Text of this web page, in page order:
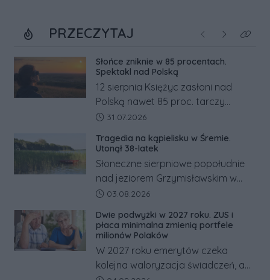
PRZECZYTAJ Poprzednie
NastępneKliknij
Słońce zniknie w 85 procentach.
Spektakl nad Polską
12 sierpnia Księżyc zasłoni nad
Polską nawet 85 proc. tarczy
Słońca. Największe zaćmienie od 27
lat przypadnie tuż przed
zachodem.
Data dodania artykułu:
31.07.2026
Tragedia na kąpielisku w Śremie.
Utonął 38-latek
Słoneczne sierpniowe popołudnie
nad jeziorem Grzymisławskim w
powiecie śremskim zakończyło się
odwrócić nawet natychmiastowe
działania służb ratunkowych.
Data dodania artykułu:
03.08.2026
Dwie podwyżki w 2027 roku. ZUS i
płaca minimalna zmienią portfele
milionów Polaków
W 2027 roku emerytów czeka
kolejna waloryzacja świadczeń, a